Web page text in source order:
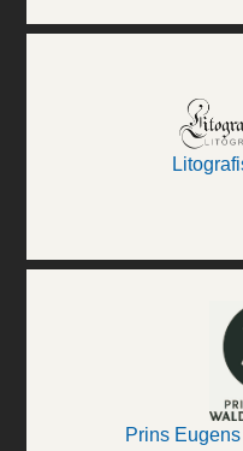
Prins